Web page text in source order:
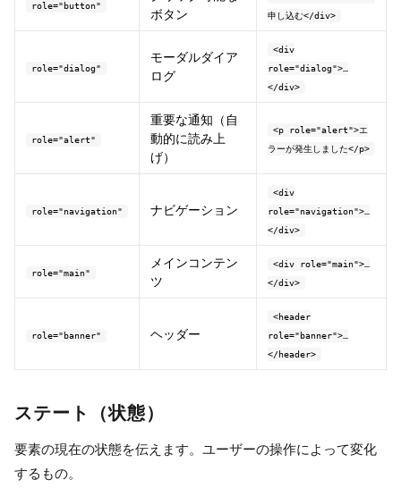
role="button"
ボタン
申し込む</div>
role="dialog"
モーダルダイア
ログ
<div
role="dialog">…
</div>
role="alert"
重要な通知（自
動的に読み上
げ）
<p role="alert">エ
ラーが発生しました</p>
role="navigation" ナビゲーション
<div
role="navigation">…
</div>
role="main"
メインコンテン
ツ
<div role="main">…
</div>
role="banner" ヘッダー
<header
role="banner">…
</header>
ステート（状態）
要素の現在の状態を伝えます。ユーザーの操作によって変化
するもの。